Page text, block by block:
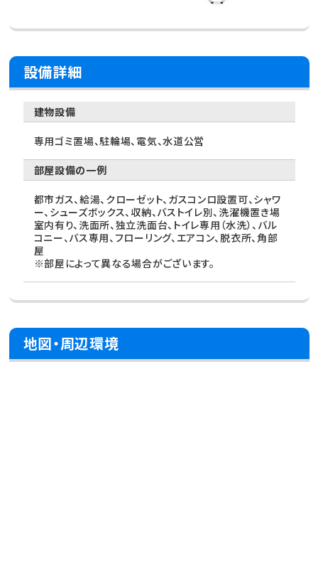
設備詳細
建物設備
専用ゴミ置場、駐輪場、電気、水道公営
部屋設備の一例
都市ガス、給湯、クローゼット、ガスコンロ設置可、シャワ
ー、シューズボックス、収納、バストイレ別、洗濯機置き場
室内有り、洗面所、独立洗面台、トイレ専用（水洗）、バル
コニー、バス専用、フローリング、エアコン、脱衣所、角部
屋
※部屋によって異なる場合がございます。
地図・周辺環境